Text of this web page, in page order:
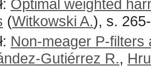
Optimal weighted
(Witkowski A.), s.
Non-meager P-
Gutiérrez R.,